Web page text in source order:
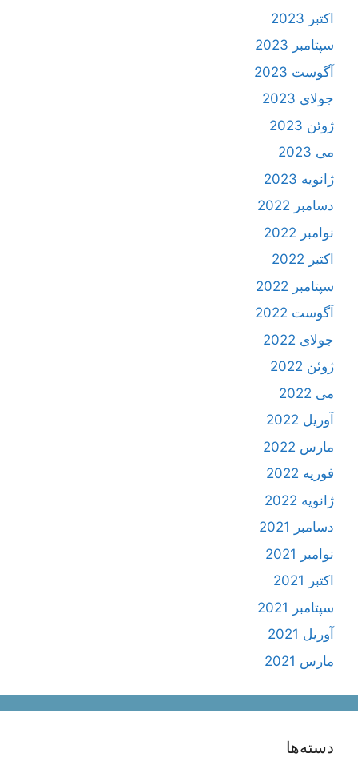
اکتبر 2023
سپتامبر 2023
آگوست 2023
جولای 2023
ژوئن 2023
می 2023
ژانویه 2023
دسامبر 2022
نوامبر 2022
اکتبر 2022
سپتامبر 2022
آگوست 2022
جولای 2022
ژوئن 2022
می 2022
آوریل 2022
مارس 2022
فوریه 2022
ژانویه 2022
دسامبر 2021
نوامبر 2021
اکتبر 2021
سپتامبر 2021
آوریل 2021
مارس 2021
دسته‌ها